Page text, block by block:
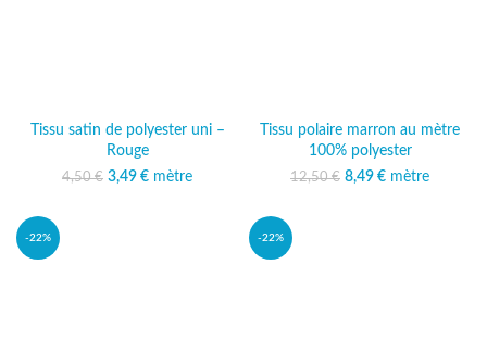
Tissu satin de polyester uni –
Rouge
4,50€ Le prix initial était :
3,49 € Le prix actuel
mètre
Tissu polaire marron au mètre
100% polyester
12,50€ Le prix initial était :
8,49 €
Le prix
mètre
-22% -22%